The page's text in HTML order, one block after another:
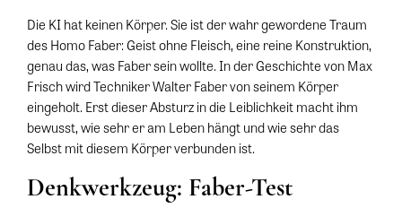
Die KI hat keinen Körper. Sie ist der wahr gewordene Traum
des Homo Faber: Geist ohne Fleisch, eine reine Konstruktion,
genau das, was Faber sein wollte. In der Geschichte von Max
Frisch wird Techniker Walter Faber von seinem Körper
eingeholt. Erst dieser Absturz in die Leiblichkeit macht ihm
bewusst, wie sehr er am Leben hängt und wie sehr das
Selbst mit diesem Körper verbunden ist.
Denkwerkzeug: Faber-Test